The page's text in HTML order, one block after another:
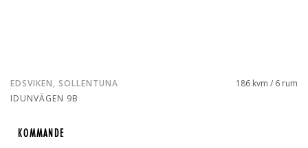
EDSVIKEN, SOLLENTUNA
IDUNVÄGEN 9B
186 kvm / 6 rum
KOMMANDE
KOMMANDE